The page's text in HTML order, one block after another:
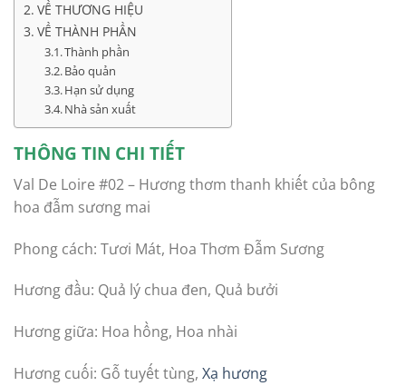
VỀ THƯƠNG HIỆU
VỀ THÀNH PHẦN
Thành phần
Bảo quản
Hạn sử dụng
Nhà sản xuất
THÔNG TIN CHI TIẾT
Val De Loire #02 – Hương thơm thanh khiết của bông
hoa đẫm sương mai
Phong cách: Tươi Mát, Hoa Thơm Đẫm Sương
Hương đầu: Quả lý chua đen, Quả bưởi
Hương giữa: Hoa hồng, Hoa nhài
Hương cuối: Gỗ tuyết tùng, Xạ hương